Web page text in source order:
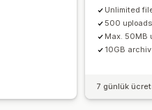
Unlimited
500
Max. 50MB
10GB
7 günlük